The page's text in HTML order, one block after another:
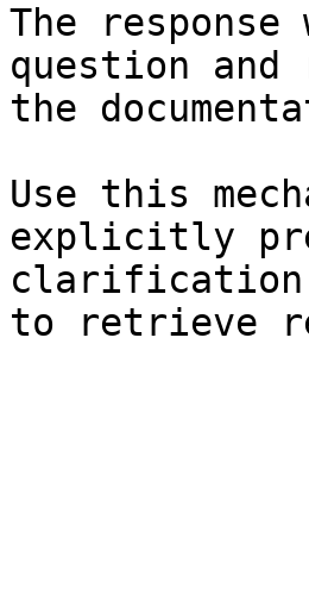
The
question and
the
Use this
explicitly
clarification